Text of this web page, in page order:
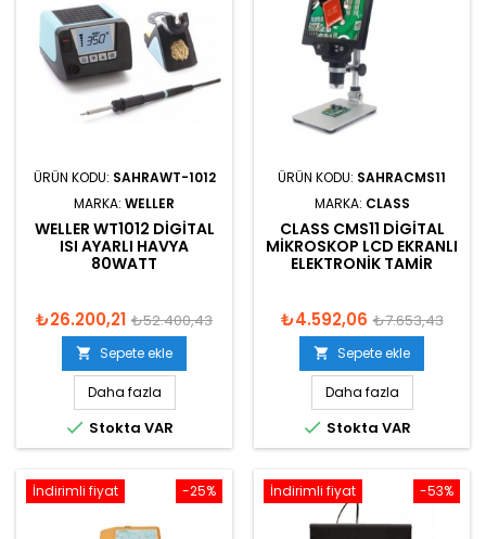
ÜRÜN KODU: SAHRAWT-1012
MARKA: WELLER
WELLER WT1012 DIGITAL
ISI AYARLI HAVYA
80WATT
₺26.200,21 ₺52.400,43
 Sepete ekle
Daha fazla
 Stokta VAR
ÜRÜN KODU: SAHRACMS11
MARKA: CLASS
CLASS CMS11 DIGITAL
MIKROSKOP LCD EKRANLI
ELEKTRONIK TAMIR
₺4.592,06 ₺7.653,43
 Sepete ekle
Daha fazla
 Stokta VAR
-25%
İndirimli fiyat -53%
İndirimli fiyat